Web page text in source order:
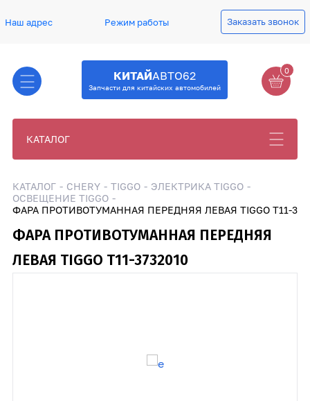
Наш адрес Режим работы Заказать звонок
КИТАЙАВТО62
Запчасти для китайских автомобилей
0
КАТАЛОГ
КАТАЛОГ CHERY TIGGO
ЭЛЕКТРИКА TIGGO
ОСВЕЩЕНИЕ TIGGO
ФАРА ПРОТИВОТУМАННАЯ ПЕРЕДНЯЯ ЛЕВАЯ TIGGO T11-
ФАРА ПРОТИВОТУМАННАЯ ПЕРЕДНЯЯ
ЛЕВАЯ TIGGO T11-3732010